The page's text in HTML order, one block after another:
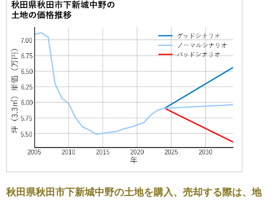
秋田県秋田市下新城中野の土地を購入、売却する際は、地